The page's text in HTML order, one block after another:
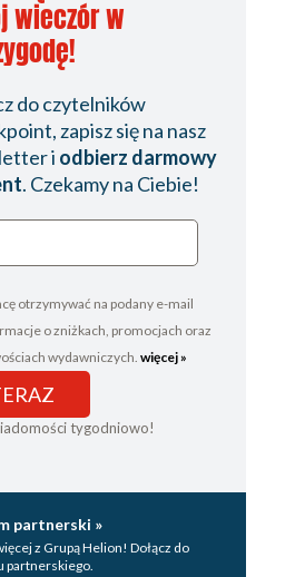
wieczór w
do czytelników
zapisz się na nasz
i odbierz darmowy
. Czekamy na Ciebie!
otrzymywać na podany e-mail
o zniżkach, promocjach oraz
wydawniczych. więcej »
tygodniowo!
partnerski »
z Grupą Helion! Dołącz do
partnerskiego.